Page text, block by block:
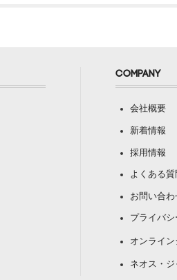
COMPANY
会社概要
新着情報
採用情報
よくある質
お問い合わ
プライバ
オンライ
ネオス・